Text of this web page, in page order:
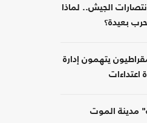
الجيش.. لماذا
بعيدة؟
يتهمون إدارة
اعتداءات
مدينة الموت